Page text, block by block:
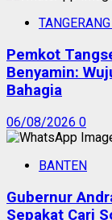
Pemkot
Benyamin:
Bahagia
06/08/2026 0
BANTEN
Gubernur
Sepakat Cari